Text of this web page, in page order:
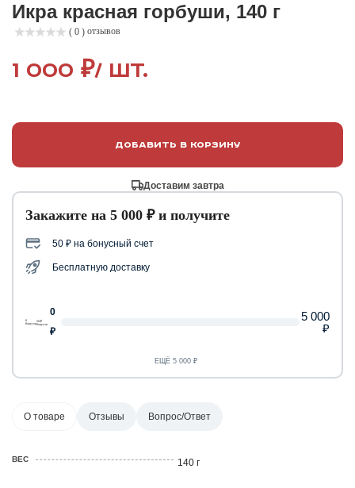
Икра красная горбуши, 140 г
( 0 ) отзывов
1 000 ₽/ шт.
Добавить в корзину
Доставим завтра
Закажите на 5 000 ₽ и получите
50 ₽ на бонусный счет
Бесплатную доставку
ЕЩЁ 5 000 ₽
0
₽
5 000
₽
0
бонусов
50 ₽
бонусов
О товаре Отзывы Вопрос/Ответ
ВЕС 140 г